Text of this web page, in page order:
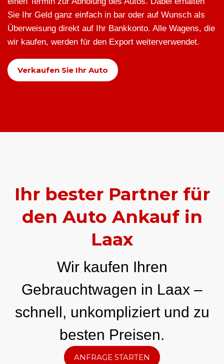
Sie Ihr Geld ganz einfach in bar oder auf Wunsch als
Überweisung direkt auf Ihr Bankkonto. Alle Wagens, die
wir kaufen, werden für den Export weiterverwendet.
Verkaufen Sie Ihr Auto
Ihr bester Partner für
den Auto Ankauf in
Laax
Wir kaufen Ihren
Gebrauchtwagen in Laax –
schnell, unkompliziert und zu
besten Preisen.
ANFRAGE STARTEN